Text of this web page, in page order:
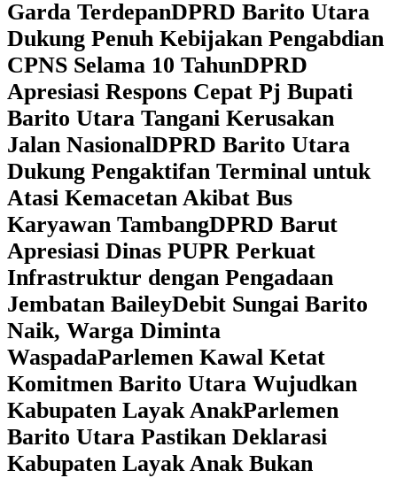
Garda TerdepanDPRD Barito Utara
Dukung Penuh Kebijakan Pengabdian
CPNS Selama 10 TahunDPRD
Apresiasi Respons Cepat Pj Bupati
Barito Utara Tangani Kerusakan
Jalan NasionalDPRD Barito Utara
Dukung Pengaktifan Terminal untuk
Atasi Kemacetan Akibat Bus
Karyawan TambangDPRD Barut
Apresiasi Dinas PUPR Perkuat
Infrastruktur dengan Pengadaan
Jembatan BaileyDebit Sungai Barito
Naik, Warga Diminta
WaspadaParlemen Kawal Ketat
Komitmen Barito Utara Wujudkan
Kabupaten Layak AnakParlemen
Barito Utara Pastikan Deklarasi
Kabupaten Layak Anak Bukan